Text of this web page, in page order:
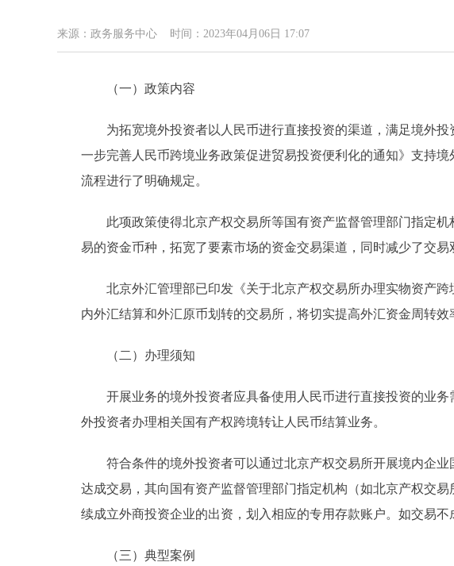
来源：政务服务中心 时间：2023年04月06日 17:07
（一）政策内容
为拓宽境外投资者以人民币进行直接投资的渠道，满足境外投
一步完善人民币跨境业务政策促进贸易投资便利化的通知》支持
流程进行了明确规定。
此项政策使得北京产权交易所等国有资产监督管理部门指定机
易的资金币种，拓宽了要素市场的资金交易渠道，同时减少了交
北京外汇管理部已印发《关于北京产权交易所办理实物资产跨
内外汇结算和外汇原币划转的交易所，将切实提高外汇资金周转效
（二）办理须知
开展业务的境外投资者应具备使用人民币进行直接投资的业务
外投资者办理相关国有产权跨境转让人民币结算业务。
符合条件的境外投资者可以通过北京产权交易所开展境内企业
达成交易，其向国有资产监督管理部门指定机构（如北京产权交
续成立外商投资企业的出资，划入相应的专用存款账户。如交易
（三）典型案例